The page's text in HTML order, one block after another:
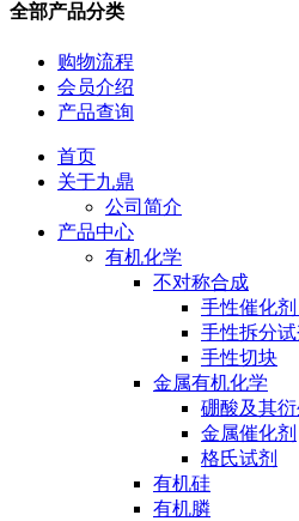
全部产品分类
购物流程
会员介绍
产品查询
首页
关于九鼎
公司简介
产品中心
有机化学
不对称合成
手性催化
手性拆分试
手性切块
金属有机化学
硼酸及其
金属催化剂
格氏试剂
有机硅
有机膦